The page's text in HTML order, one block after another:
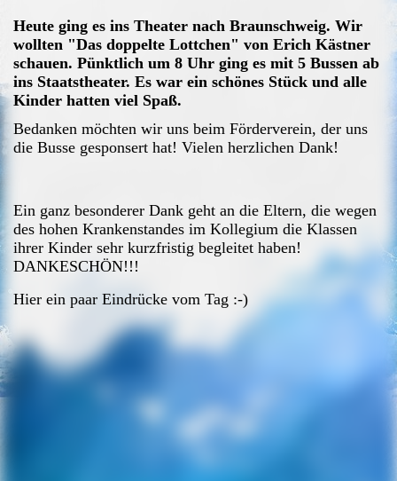
Heute ging es ins Theater nach Braunschweig. Wir
wollten "Das doppelte Lottchen" von Erich Kästner
schauen. Pünktlich um 8 Uhr ging es mit 5 Bussen ab
ins Staatstheater. Es war ein schönes Stück und alle
Kinder hatten viel Spaß.
Bedanken möchten wir uns beim Förderverein, der uns
die Busse gesponsert hat! Vielen herzlichen Dank!
Ein ganz besonderer Dank geht an die Eltern, die wegen
des hohen Krankenstandes im Kollegium die Klassen
ihrer Kinder sehr kurzfristig begleitet haben!
DANKESCHÖN!!!
Hier ein paar Eindrücke vom Tag :-)